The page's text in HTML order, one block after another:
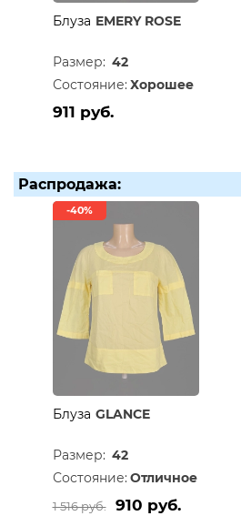
Блуза EMERY ROSE
Размер: 42
Состояние: Хорошее
911 руб.
Распродажа:
-40%
Блуза GLANCE
Размер: 42
Состояние: Отличное
1 516 руб. 910 руб.